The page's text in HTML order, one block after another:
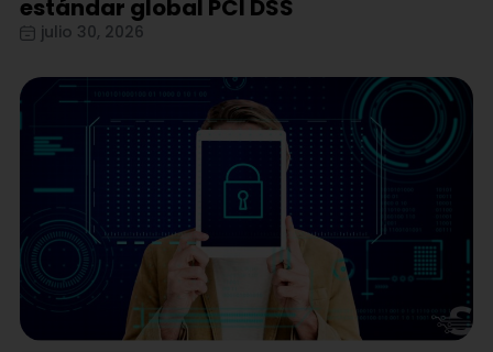
estándar global PCI DSS
julio 30, 2026